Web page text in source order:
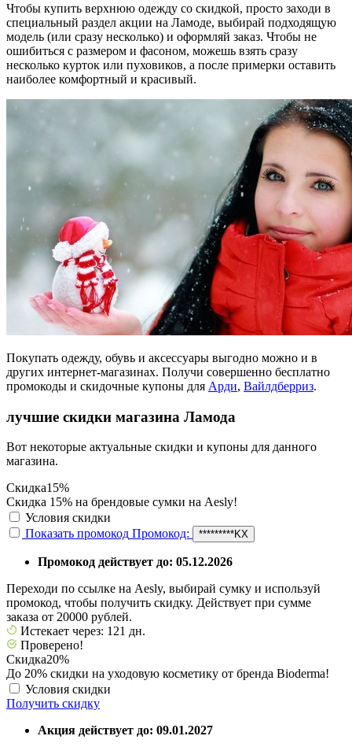
Чтобы купить верхнюю одежду со скидкой, просто заходи в
специальный раздел акции на Ламоде, выбирай подходящую
модель (или сразу несколько) и оформляй заказ. Чтобы не
ошибиться с размером и фасоном, можешь взять сразу
несколько курток или пуховиков, а после примерки оставить
наиболее комфортный и красивый.
Покупать одежду, обувь и аксессуары выгодно можно и в
других интернет-магазинах. Получи совершенно бесплатно
промокоды и скидочные купоны для Арди, Вайлдберриз.
лучшие скидки магазина Ламода
Вот некоторые актуальные скидки и купоны для данного
магазина.
Скидка15%
Скидка 15% на брендовые сумки на Aesly!
Условия скидки
Показать промокод Промокод: *********KX
Промокод действует до: 05.12.2026
Переходи по ссылке на Aesly, выбирай сумку и используй
промокод, чтобы получить скидку. Действует при сумме
заказа от 20000 рублей.
Истекает через: 121 дн.
Проверено!
Скидка20%
До 20% скидки на уходовую косметику от бренда Bioderma!
Условия скидки
Получить скидку
Акция действует до: 09.01.2027